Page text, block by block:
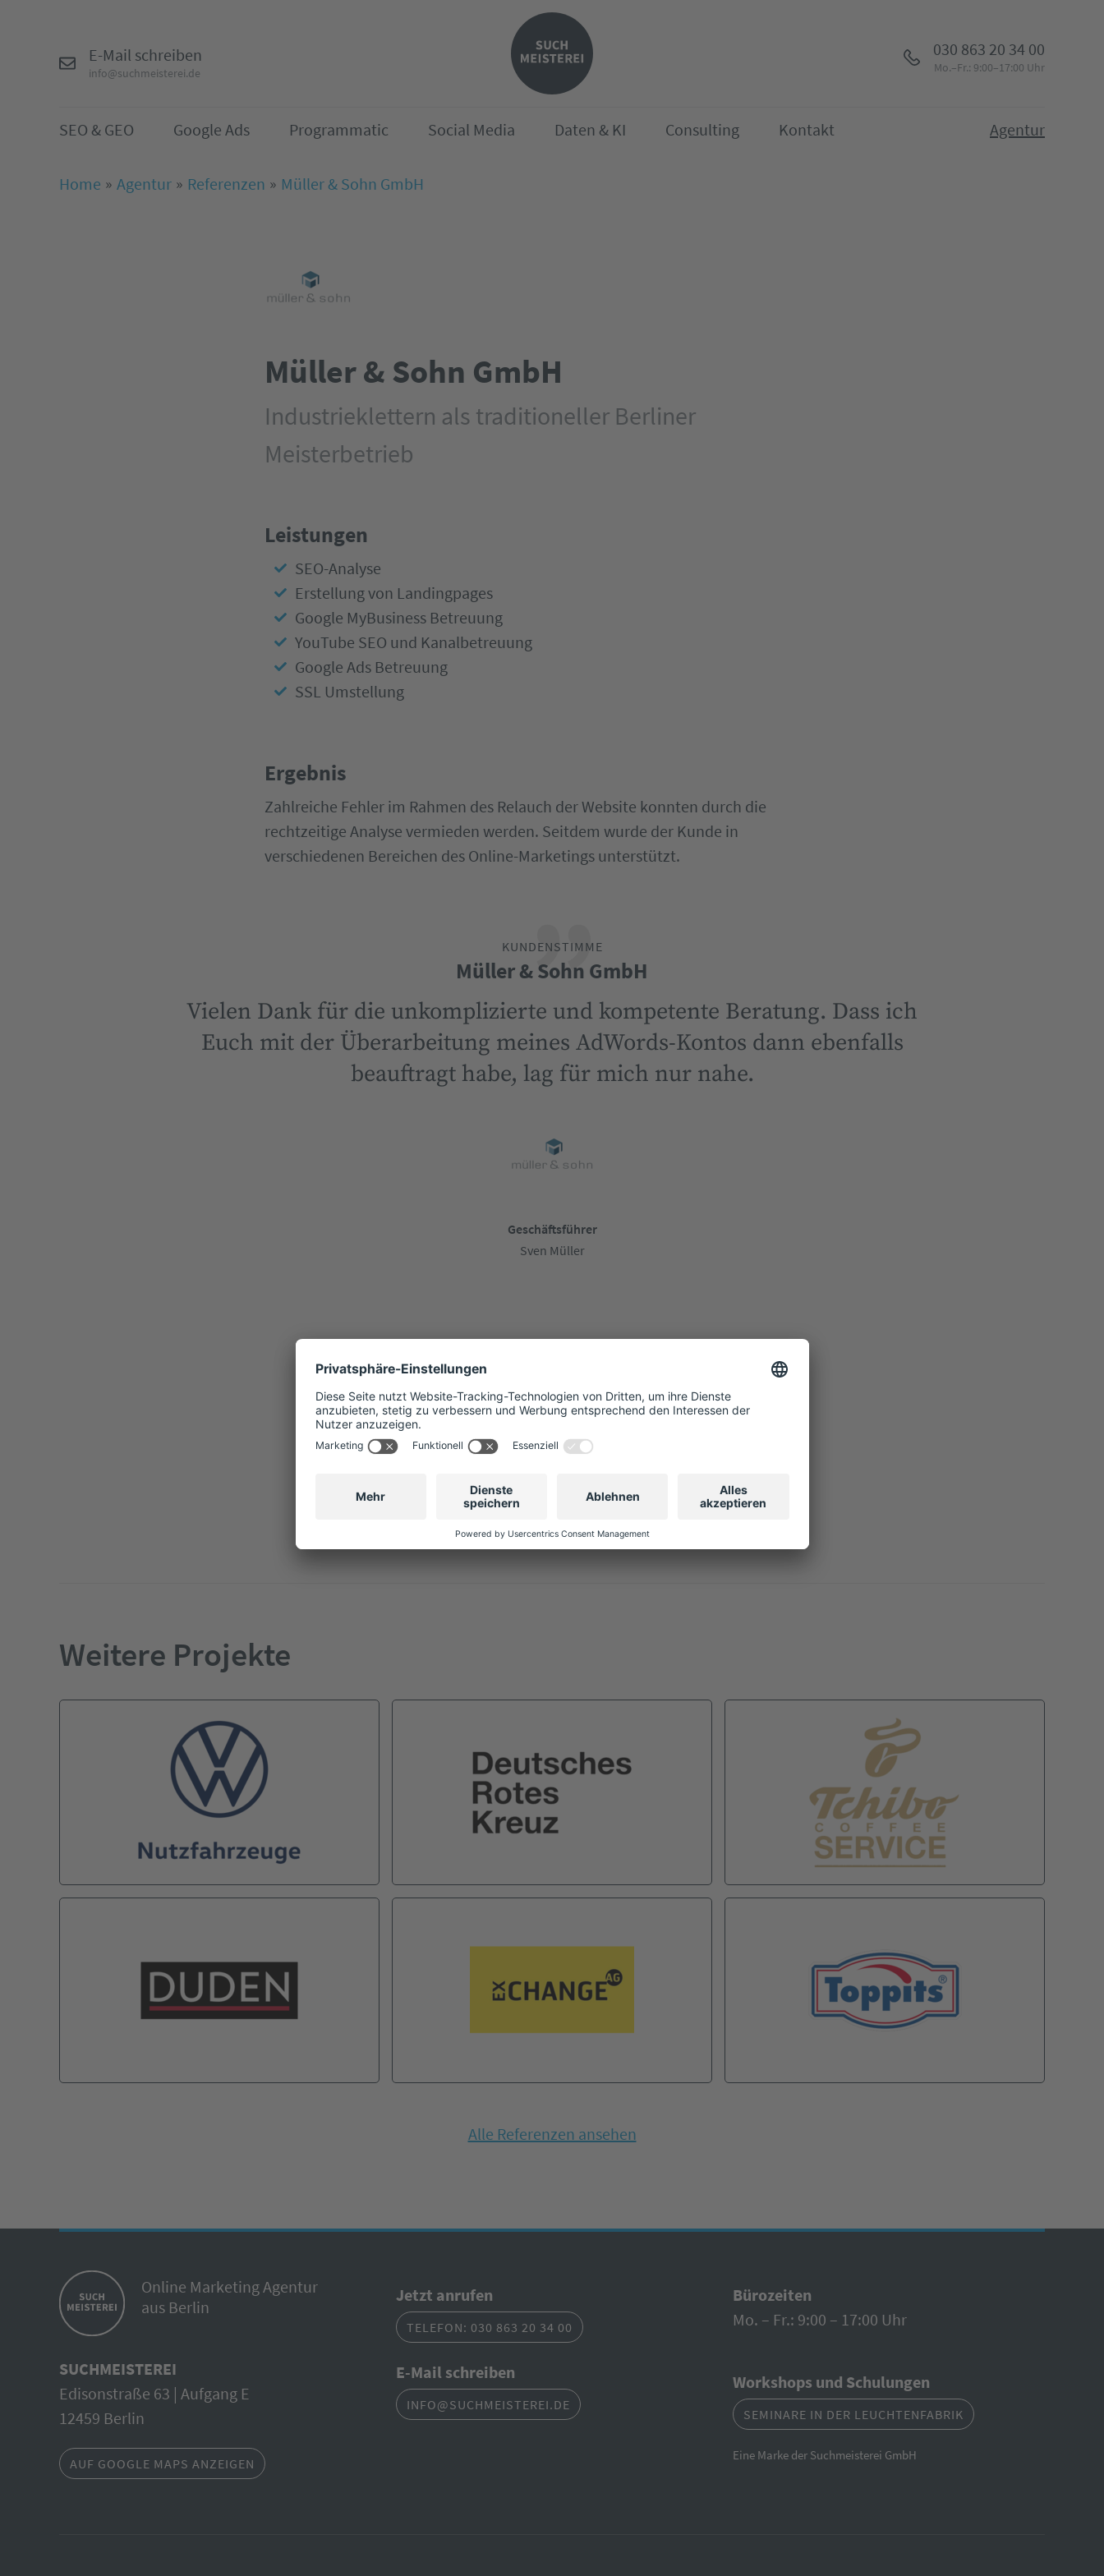
E-Mail schreiben
info@suchmeisterei.de
030 863 20 34 00
Mo.–Fr.: 9:00–17:00 Uhr
SEO & GEO Google Ads Programmatic Social Media Daten & KI Consulting Kontakt Agentur
Home Agentur Referenzen Müller & Sohn GmbH
Müller & Sohn GmbH
Industrieklettern als traditioneller Berliner
Meisterbetrieb
Leistungen
SEO-Analyse
Erstellung von Landingpages
Google MyBusiness Betreuung
YouTube SEO und Kanalbetreuung
Google Ads Betreuung
SSL Umstellung
Ergebnis
Zahlreiche Fehler im Rahmen des Relauch der Website konnten durch die
rechtzeitige Analyse vermieden werden. Seitdem wurde der Kunde in
verschiedenen Bereichen des Online-Marketings unterstützt.
KUNDENSTIMME
Müller & Sohn GmbH
Vielen Dank für die unkomplizierte und kompetente Beratung. Dass ich
Euch mit der Überarbeitung meines AdWords-Kontos dann ebenfalls
beauftragt habe, lag für mich nur nahe.
Geschäftsführer
Sven Müller
JETZT BERATUNG VEREINBAREN
oder direkt anrufen:
TELEFON: 030 863 20 34 00
Mo. – Fr. 9:00 – 17:00 Uhr
Weitere Projekte
Alle Referenzen ansehen
Online Marketing Agentur
aus Berlin
SUCHMEISTEREI
Edisonstraße 63 | Aufgang E
12459 Berlin
AUF GOOGLE MAPS ANZEIGEN
Jetzt anrufen
TELEFON: 030 863 20 34 00
E-Mail schreiben
INFO@SUCHMEISTEREI.DE
Bürozeiten
Mo. – Fr.: 9:00 – 17:00 Uhr
Workshops und Schulungen
SEMINARE IN DER LEUCHTENFABRIK
Eine Marke der Suchmeisterei GmbH